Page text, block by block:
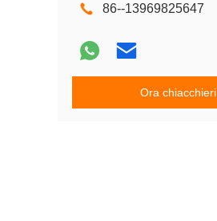
86--13969825647
Ora chiacchieri